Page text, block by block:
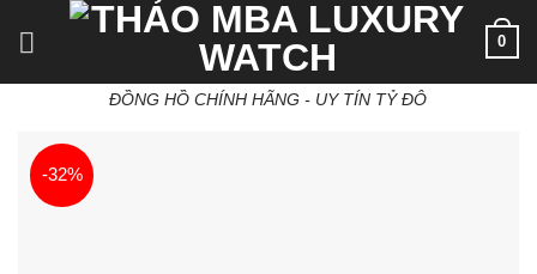
ĐỒNG HỒ CHÍNH HÃNG - UY TÍN TỶ ĐÔ
0
-32%